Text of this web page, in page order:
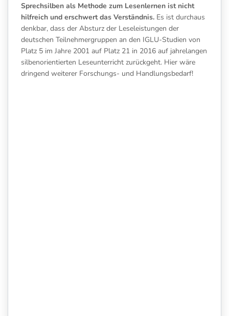
Sprechsilben als Methode zum Lesenlernen ist nicht
hilfreich und erschwert das Verständnis. Es ist durchaus
denkbar, dass der Absturz der Leseleistungen der
deutschen Teilnehmergruppen an den IGLU-Studien von
Platz 5 im Jahre 2001 auf Platz 21 in 2016 auf jahrelangen
silbenorientierten Leseunterricht zurückgeht. Hier wäre
dringend weiterer Forschungs- und Handlungsbedarf!